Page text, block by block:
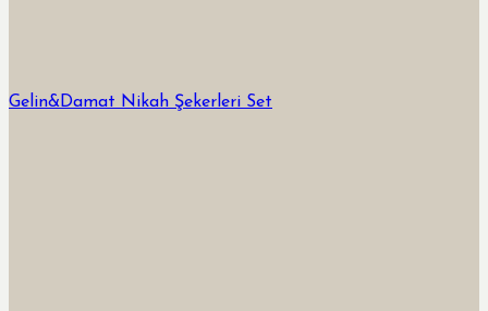
Gelin&Damat Nikah Şekerleri Set